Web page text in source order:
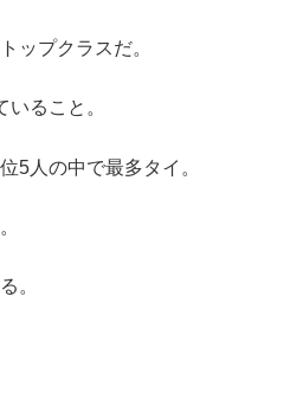
ップクラスだ。
ること。
5人の中で最多タイ。
。